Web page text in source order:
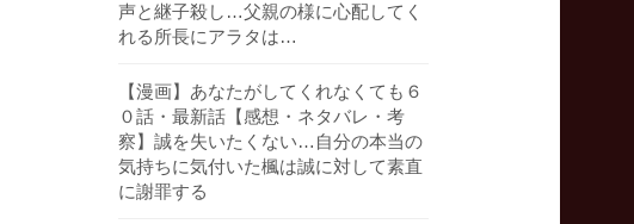
声と継子殺し…父親の様に心配してく
れる所長にアラタは…
【漫画】あなたがしてくれなくても６
０話・最新話【感想・ネタバレ・考
察】誠を失いたくない…自分の本当の
気持ちに気付いた楓は誠に対して素直
に謝罪する